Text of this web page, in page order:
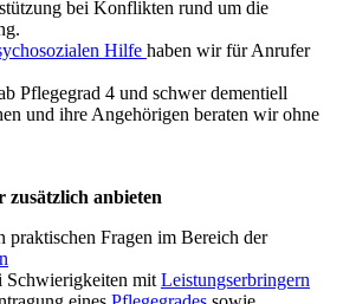
bei Konflikten rund um die
Hilfe haben wir für Anrufer
Pflegegrad 4 und schwer dementiell
und ihre Angehörigen beraten wir ohne
anbieten
praktischen Fragen im Bereich der
Schwierigkeiten mit Leistungserbringern